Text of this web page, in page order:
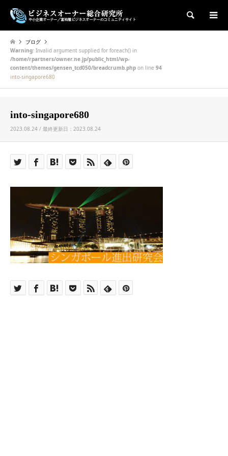
検索
ブログ
Warning: Invalid argument supplied for foreach() in
/home/rpartners/owner.ne.jp/public_html/wp-
content/themes/gensen_tcd050/breadcrumb.php on line 94
into-singapore680
into-singapore680
2023.08.24 / 最終更新日：2023.08.24